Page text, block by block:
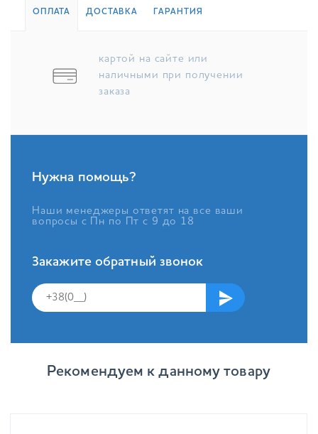
ОПЛАТА ДОСТАВКА ГАРАНТИЯ
картой на сайте или
наличными при получении
заказа
Нужна помощь?
Наши менеджеры ответят на все ваши
вопросы с Пн по Пт с 9 до 18
Закажите обратный звонок
Рекомендуем к данному товару